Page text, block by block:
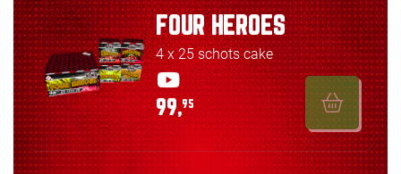
FOUR HEROES
4 x 25 schots cake
99,95